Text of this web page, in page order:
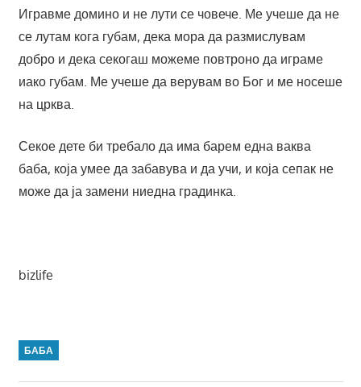
Игравме домино и не лути се човече. Ме учеше да не
се лутам кога губам, дека мора да размислувам
добро и дека секогаш можеме повтроно да играме
иако губам. Ме учеше да верувам во Бог и ме носеше
на црква.
Секое дете би требало да има барем една ваква
баба, која умее да забавува и да учи, и која сепак не
може да ја замени ниедна градинка.
bizlife
БАБА